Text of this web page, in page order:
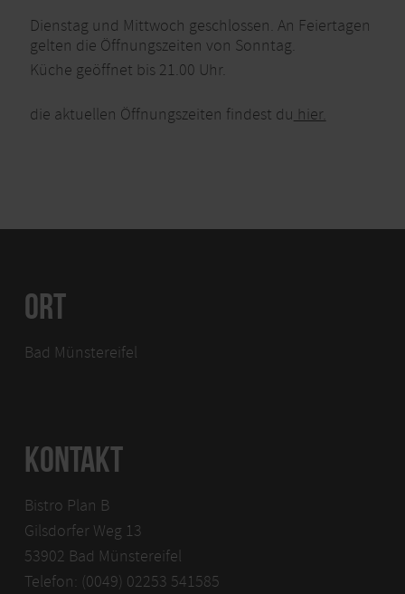
Dienstag und Mittwoch geschlossen. An Feiertagen
gelten die Öffnungszeiten von Sonntag.
Küche geöffnet bis 21.00 Uhr.
die aktuellen Öffnungszeiten findest du hier.
ORT
Bad Münstereifel
KONTAKT
Bistro Plan B
Gilsdorfer Weg 13
53902 Bad Münstereifel
Telefon: (0049) 02253 541585